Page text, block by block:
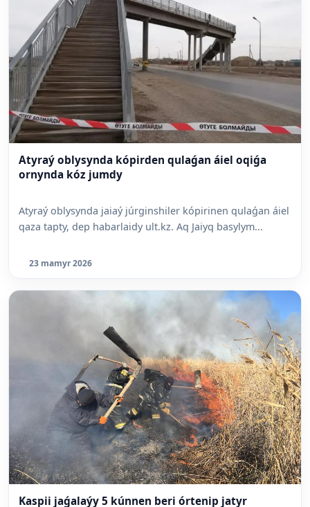
Atyraý oblysynda kópirden qulaǵan áiel oqiǵa
ornynda kóz jumdy
Atyraý oblysynda jaiaý júrginshiler kópirinen qulaǵan áiel
qaza tapty, dep habarlaidy ult.kz. Aq Jaiyq basylym...
23 mamyr 2026
Kaspii jaǵalaýy 5 kúnnen beri órtenip jatyr